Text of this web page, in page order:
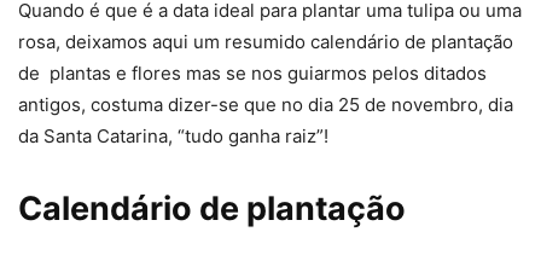
Quando é que é a data ideal para plantar uma tulipa ou uma
rosa, deixamos aqui um resumido calendário de plantação
de plantas e flores mas se nos guiarmos pelos ditados
antigos, costuma dizer-se que no dia 25 de novembro, dia
da Santa Catarina, “tudo ganha raiz”!
Calendário de plantação